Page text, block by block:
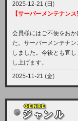
2025-12-21 (日)
【サーバーメンテナンス
会員様にはご不便をおか
た。サーバーメンテナン
しました。今後とも宜し
し上げます。
2025-11-21 (金)
【サーバーメンテナン
12月21日（日曜日）午前